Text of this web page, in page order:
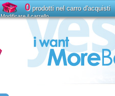
0prodotti nel carro d'acquisti
Modificare il carrello